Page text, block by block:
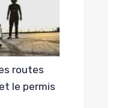
routes
le permis